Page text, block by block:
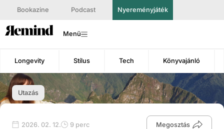
Bookazine Podcast Nyereményjáték
Menü
Longevity Stílus Tech Könyvajánló
Utazás
2026. 02. 12. 9 perc Megosztás